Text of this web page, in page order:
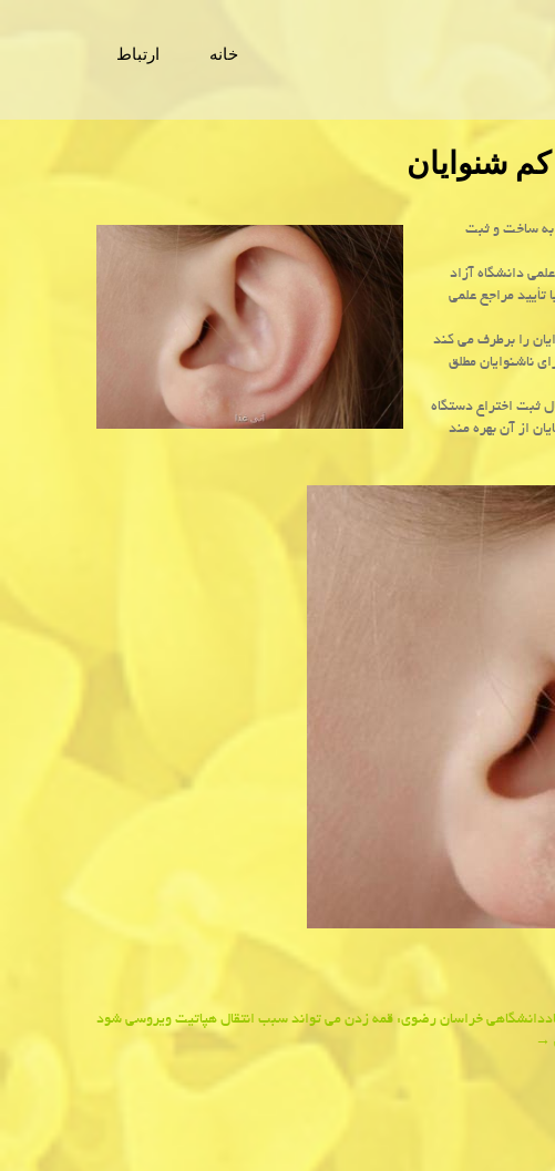
خانه ارتباط
شنوایان
به ساخت و ثبت
دانشگاه آزاد
تأیید مراجع علمی
را برطرف می كند
ناشنوایان مطلق
ثبت اختراع دستگاه
از آن بهره مند
خراسان رضوی: قمه زدن می تواند سبب انتقال هپاتیت ویروسی شود
→